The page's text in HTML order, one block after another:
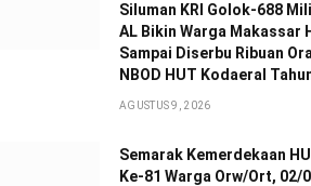
Siluman KRI Golok-688
AL Bikin Warga Makassar
Sampai Diserbu Ribuan
NBOD HUT Kodaeral
AGUSTUS 9, 2026
Semarak Kemerdekaan
Ke-81 Warga Orw/Ort, 02/